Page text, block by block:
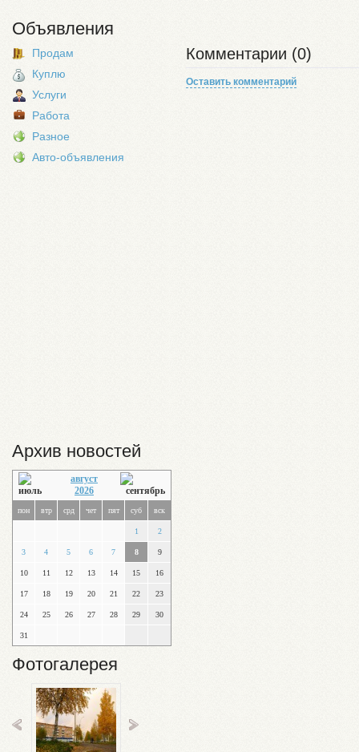
Объявления
Продам
Куплю
Услуги
Работа
Разное
Авто-объявления
Архив новостей
август
2026
пон втр срд чет пят суб вск
1 2
3 4 5 6 7 8 9
10 11 12 13 14 15 16
17 18 19 20 21 22 23
24 25 26 27 28 29 30
31
Фотогалерея
Комментарии (0)
Оставить комментарий